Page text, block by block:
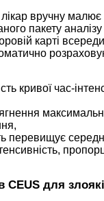
лікар вручну
пакету
карті
кривої час-
перевищує
CEUS для